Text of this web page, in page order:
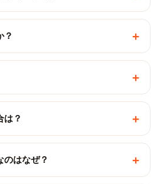
？ +
+
は？ +
のはなぜ？ +